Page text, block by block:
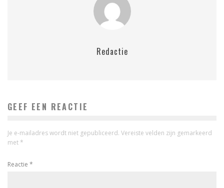
Redactie
GEEF EEN REACTIE
Je e-mailadres wordt niet gepubliceerd. Vereiste velden zijn gemarkeerd
met *
Reactie *